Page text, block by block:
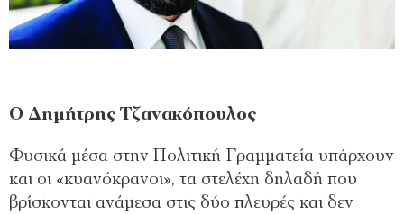
Ο Δημήτρης Τζανακόπουλος
Φυσικά μέσα στην Πολιτική Γραμματεία υπάρχουν
και οι «κυανόκρανοι», τα στελέχη δηλαδή που
βρίσκονται ανάμεσα στις δύο πλευρές και δεν